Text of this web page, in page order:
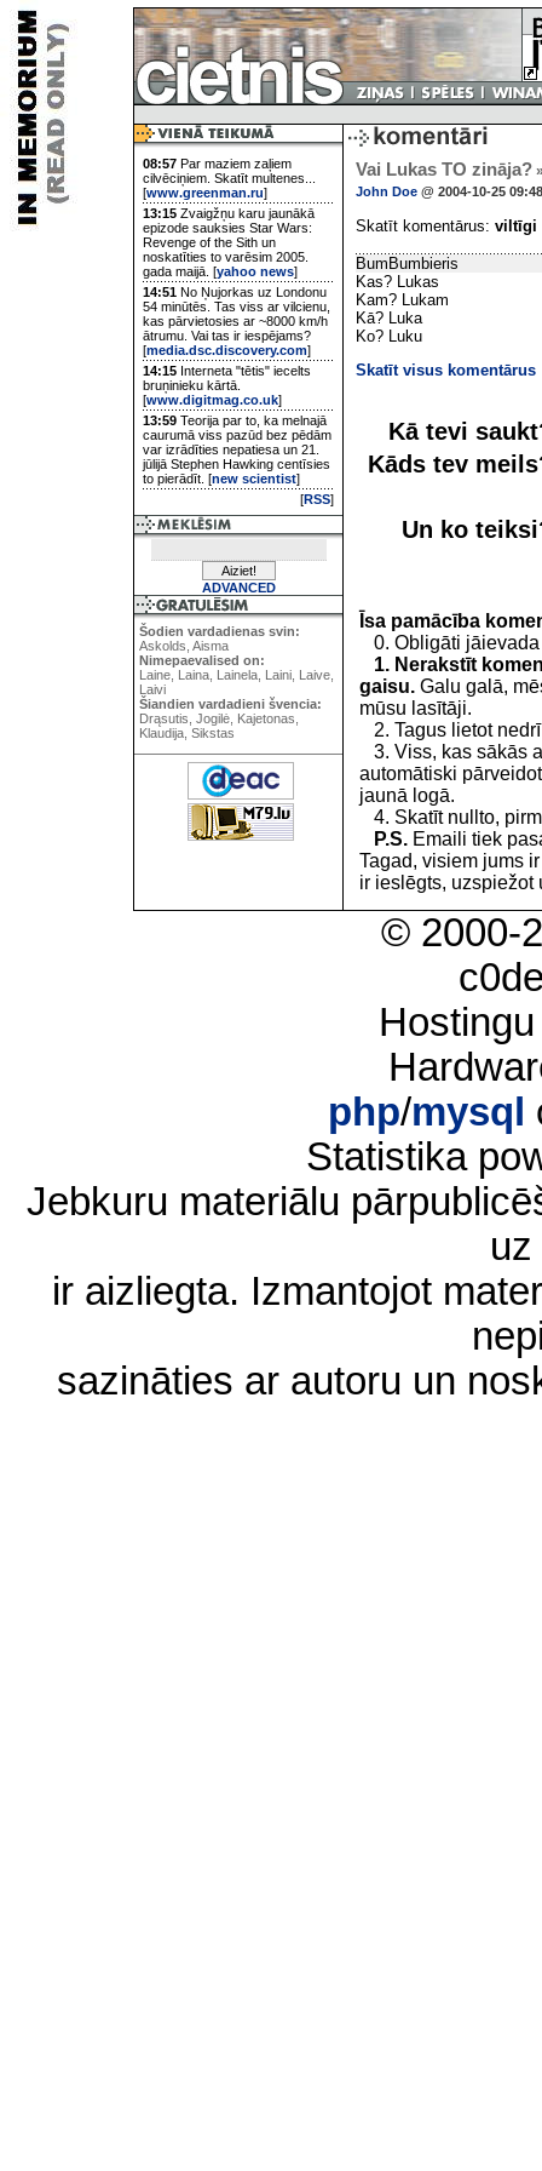
08:57 Par maziem zaļiem
cilvēciņiem. Skatīt multenes...
[www.greenman.ru]
13:15 Zvaigžņu karu jaunākā
epizode sauksies Star Wars:
Revenge of the Sith un
noskatīties to varēsim 2005.
gada maijā. [yahoo news]
14:51 No Ņujorkas uz Londonu
54 minūtēs. Tas viss ar vilcienu,
kas pārvietosies ar ~8000 km/h
ātrumu. Vai tas ir iespējams?
[media.dsc.discovery.com]
14:15 Interneta "tētis" iecelts
bruņinieku kārtā.
[www.digitmag.co.uk]
13:59 Teorija par to, ka melnajā
caurumā viss pazūd bez pēdām
var izrādīties nepatiesa un 21.
jūlijā Stephen Hawking centīsies
to pierādīt. [new scientist]
[RSS]
ADVANCED
Šodien vardadienas svin:
Askolds, Aisma
Nimepaevalised on:
Laine, Laina, Lainela, Laini, Laive,
Laivi
Šiandien vardadieni švencia:
Drąsutis, Jogilė, Kajetonas,
Klaudija, Sikstas
Vai Lukas TO zināja?
John Doe @ 2004-10-25 09:48
Skatīt komentārus: viltīgi
BumBumbieris
Kas? Lukas
Kam? Lukam
Kā? Luka
Ko? Luku
Skatīt visus komentārus
Kā tevi
Kāds tev
Un ko
Īsa pamācība
0. Obligāti jāievada
1. Nerakstīt
gaisu. Galu galā,
mūsu lasītāji.
2. Tagus lietot
3. Viss, kas sākās
automātiski
jaunā logā.
4. Skatīt nullto,
P.S. Emaili tiek
Tagad, visiem jums
ir ieslēgts, uzspiežot
© 2000-
php/mysql
Statistika
Jebkuru materiālu
ir aizliegta. Izmantojot
sazināties ar autoru un